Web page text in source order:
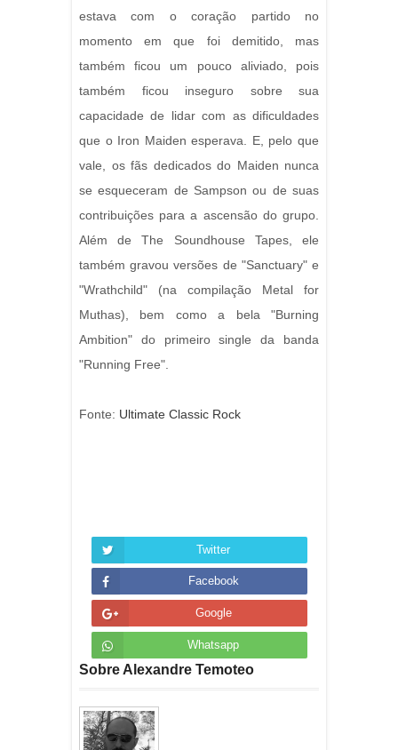
estava com o coração partido no
momento em que foi demitido, mas
também ficou um pouco aliviado, pois
também ficou inseguro sobre sua
capacidade de lidar com as dificuldades
que o Iron Maiden esperava. E, pelo que
vale, os fãs dedicados do Maiden nunca
se esqueceram de Sampson ou de suas
contribuições para a ascensão do grupo.
Além de The Soundhouse Tapes, ele
também gravou versões de "Sanctuary" e
"Wrathchild" (na compilação Metal for
Muthas), bem como a bela "Burning
Ambition" do primeiro single da banda
"Running Free".
Fonte: Ultimate Classic Rock
Twitter
Facebook
Google
Whatsapp
Sobre Alexandre Temoteo